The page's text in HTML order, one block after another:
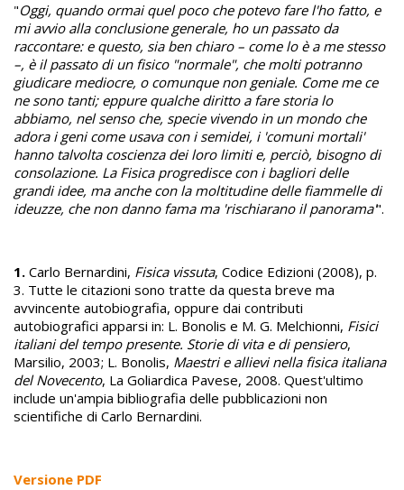
"Oggi, quando ormai quel poco che potevo fare l'ho fatto, e
mi avvio alla conclusione generale, ho un passato da
raccontare: e questo, sia ben chiaro – come lo è a me stesso
–, è il passato di un fisico "normale", che molti potranno
giudicare mediocre, o comunque non geniale. Come me ce
ne sono tanti; eppure qualche diritto a fare storia lo
abbiamo, nel senso che, specie vivendo in un mondo che
adora i geni come usava con i semidei, i 'comuni mortali'
hanno talvolta coscienza dei loro limiti e, perciò, bisogno di
consolazione. La Fisica progredisce con i bagliori delle
grandi idee, ma anche con la moltitudine delle fiammelle di
ideuzze, che non danno fama ma 'rischiarano il panorama'".
1. Carlo Bernardini, Fisica vissuta, Codice Edizioni (2008), p.
3. Tutte le citazioni sono tratte da questa breve ma
avvincente autobiografia, oppure dai contributi
autobiografici apparsi in: L. Bonolis e M. G. Melchionni, Fisici
italiani del tempo presente. Storie di vita e di pensiero,
Marsilio, 2003; L. Bonolis, Maestri e allievi nella fisica italiana
del Novecento, La Goliardica Pavese, 2008. Quest'ultimo
include un'ampia bibliografia delle pubblicazioni non
scientifiche di Carlo Bernardini.
Versione PDF